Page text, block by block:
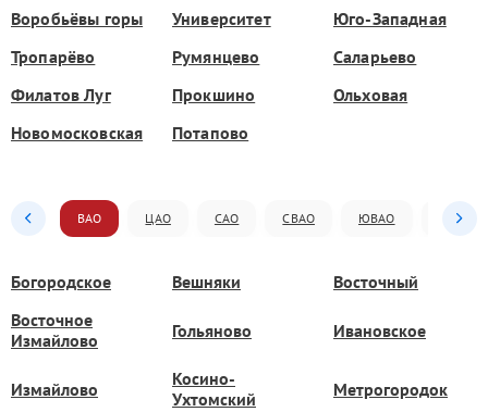
Воробьёвы горы
Университет
Юго-Западная
Тропарёво
Румянцево
Саларьево
Филатов Луг
Прокшино
Ольховая
Новомосковская
Потапово
ВАО ЦАО САО СВАО ЮВАО ЮАО
Богородское Вешняки
Восточный
Восточное
Измайлово
Гольяново Ивановское
Измайлово
Косино-
Ухтомский
Метрогородок